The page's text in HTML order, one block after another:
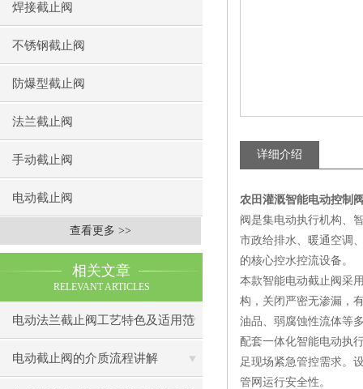
焊接截止阀
不锈钢截止阀
防爆型截止阀
法兰截止阀
手动截止阀
电动截止阀
查看更多 >>
相关文章
RELEVANT ARTICLES
电动法兰截止阀工艺特色及适用范
围
电动截止阀的介质流程讲解
详细介绍
农田灌溉智能电动控制
阀是集电动执行机构、
市政给排水、暖通空调
的核心控水控流设备。
本款智能电动截止阀采
构，关闭严密无渗漏，
油品、弱腐蚀性流体等
配套一体化智能电动执
足现场紧急管控需求。
管网运行安全性。